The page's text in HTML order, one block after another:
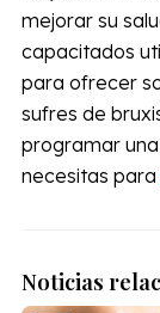
mejorar su
capacitados
para ofrecer
sufres de
programar
necesitas para
Noticias